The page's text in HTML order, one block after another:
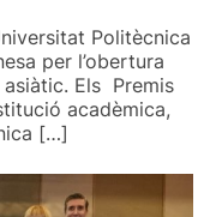
Politècnica
per l’obertura
Els Premis
acadèmica,
[…]